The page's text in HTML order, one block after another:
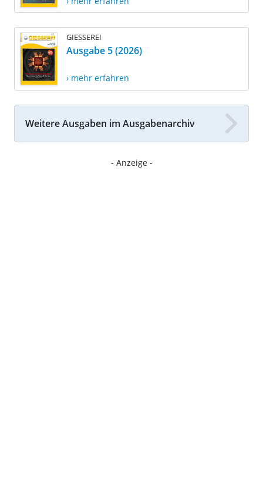
GIESSEREI
Ausgabe 5 (2026)
› mehr erfahren
Weitere Ausgaben im Ausgabenarchiv
- Anzeige -